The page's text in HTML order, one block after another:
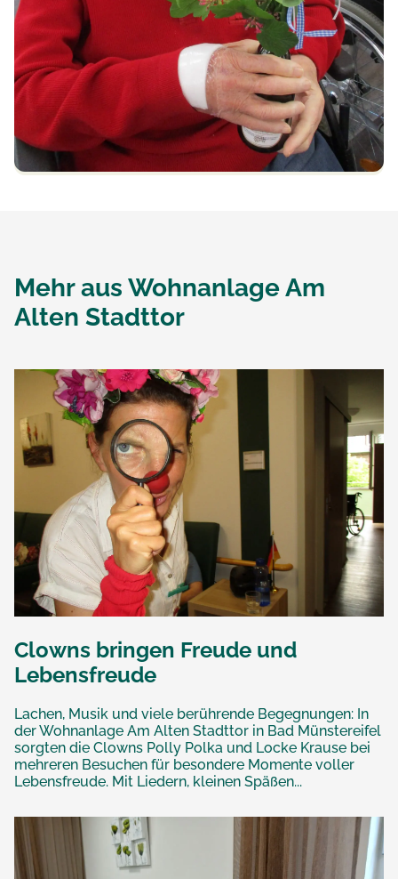
Mehr aus Wohnanlage Am
Alten Stadttor
Clowns bringen Freude und
Lebensfreude
Lachen, Musik und viele berührende Begegnungen: In
der Wohnanlage Am Alten Stadttor in Bad Münstereifel
sorgten die Clowns Polly Polka und Locke Krause bei
mehreren Besuchen für besondere Momente voller
Lebensfreude. Mit Liedern, kleinen Späßen...